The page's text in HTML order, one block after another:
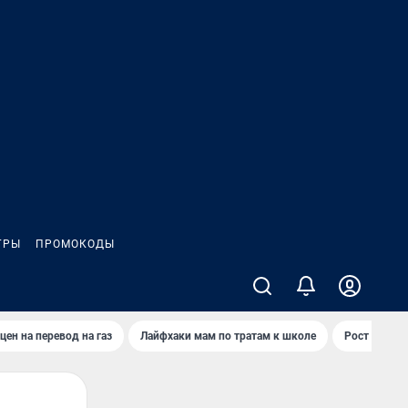
ПРОМОКОДЫ
на перевод на газ Лайфхаки мам по тратам к школе Рост цен на